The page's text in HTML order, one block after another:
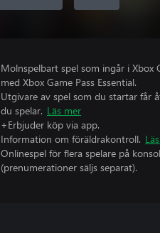
Molnspelbart spel som ingår i Xbox
med Xbox Game Pass Essential.
Utgivare av spel som du startar får
du spelar. Läs mer
+Erbjuder köp via app.
Information om föräldrakontroll.
Onlinespel för flera spelare på
(prenumerationer säljs separat).